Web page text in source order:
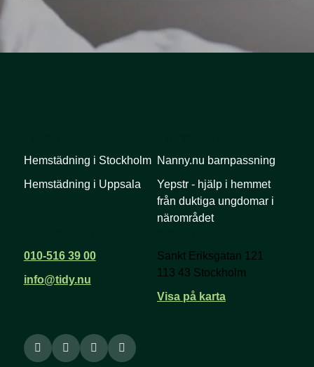
010-516 39 00
info@tidy.nu
Sankt Eriksgatan 121
113 43 Stockholm
Visa på karta
Hemstädning i Stockholm
Hemstädning i Uppsala
Nanny.nu barnpassning
Yepstr - hjälp i hemmet
från duktiga ungdomar i
närområdet